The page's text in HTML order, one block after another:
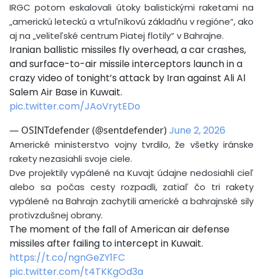
IRGC potom eskalovali útoky balistickými raketami na
„americkú leteckú a vrtuľníkovú základňu v regióne“, ako
aj na „veliteľské centrum Piatej flotily“ v Bahrajne.
Iranian ballistic missiles fly overhead, a car crashes,
and surface-to-air missile interceptors launch in a
crazy video of tonight’s attack by Iran against Ali Al
Salem Air Base in Kuwait.
pic.twitter.com/JAoVrytEDo
— OSINTdefender (@sentdefender)June 2, 2026
Americké ministerstvo vojny tvrdilo, že všetky iránske
rakety nezasiahli svoje ciele.
Dve projektily vypálené na Kuvajt údajne nedosiahli cieľ
alebo sa počas cesty rozpadli, zatiaľ čo tri rakety
vypálené na Bahrajn zachytili americké a bahrajnské sily
protivzdušnej obrany.
The moment of the fall of American air defense
missiles after failing to intercept in Kuwait.
https://t.co/ngnGeZY1FC
pic.twitter.com/t4TKKgOd3a